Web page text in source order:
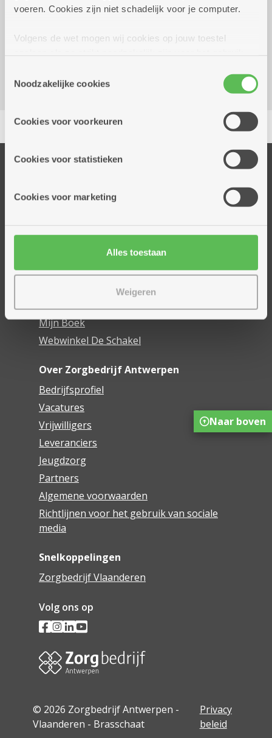
voeren. Cookies zijn niet schadelijk voor je computer.
Volgens de wet mogen wij cookies op jouw toestel
cookies hebben we jouw toestemming nodig. Sommige
cookies worden geplaatst door derde partijen die een
informatie over jouw (geanonimiseerd) gebruik van onze
partners kunnen deze gegevens combineren met andere
Noodzakelijke cookies
Cookies voor voorkeuren
Cookies voor statistieken
Cookies voor marketing
Alles toestaan
Weigeren
Kombine Boelaer (dienstencentrum)
Lodewijk van Berckenlaan 361 G 01
Delen
Onze diensten
Dienstencentra
Woonzorgcentra
Financieel comfort
Mijn Zorgbedrijf
Mijn Boek
Webwinkel De Schakel
Over Zorgbedrijf Antwerpen
Bedrijfsprofiel
Vacatures
Vrijwilligers
Leveranciers
Jeugdzorg
Partners
Algemene voorwaarden
Richtlijnen voor het gebruik van sociale
media
Snelkoppelingen
Zorgbedrijf Vlaanderen
Volg ons op
© 2026 Zorgbedrijf Antwerpen -
Vlaanderen - Brasschaat
Privacy
beleid
Naar boven